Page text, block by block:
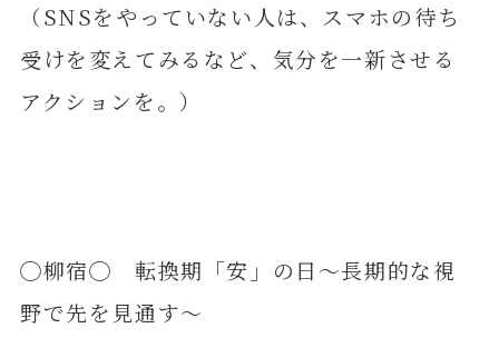
（SNSをやっていない人は、スマホの待ち
受けを変えてみるなど、気分を一新させる
アクションを。）
◯柳宿◯ 転換期「安」の日～長期的な視
野で先を見通す～